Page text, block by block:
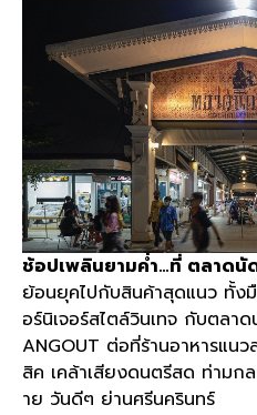
ช้อปเพลินยามค่ำ…ที่ ตลาดนั
ย้อนยุคไปกับสินค้าสุดแนว ทั้ง
อร์นิเจอร์สไตล์วินเทจ กับตล
ANGOUT ต่อที่ร้านอาหารแน
สิค เคล้าเสียงดนตรีสด ท่ามก
าย วันดีๆ ย่านศรีนครินทร์